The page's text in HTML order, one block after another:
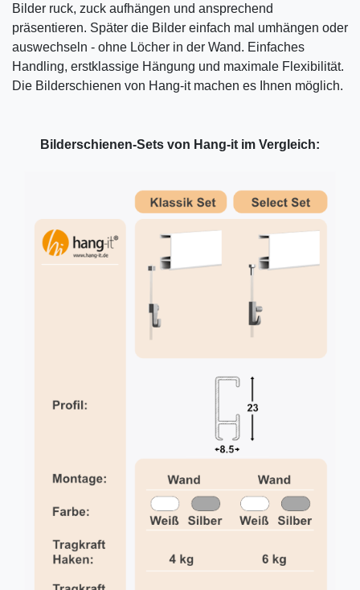
Bilder ruck, zuck aufhängen und ansprechend
präsentieren. Später die Bilder einfach mal umhängen oder
auswechseln - ohne Löcher in der Wand. Einfaches
Handling, erstklassige Hängung und maximale Flexibilität.
Die Bilderschienen von Hang-it machen es Ihnen möglich.
Bilderschienen-Sets von Hang-it im Vergleich: